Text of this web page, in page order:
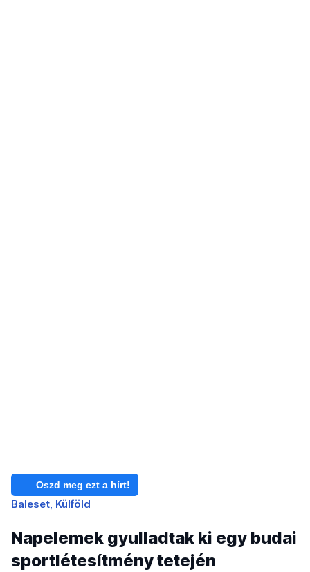
Oszd meg ezt a hírt!
Baleset Külföld
Napelemek gyulladtak ki egy budai
sportlétesítmény tetején